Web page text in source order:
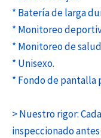
* Batería de larga
* Monitoreo
* Monitoreo de
* Unisexo.
* Fondo de pantalla
> Nuestro rigor:
inspeccionado